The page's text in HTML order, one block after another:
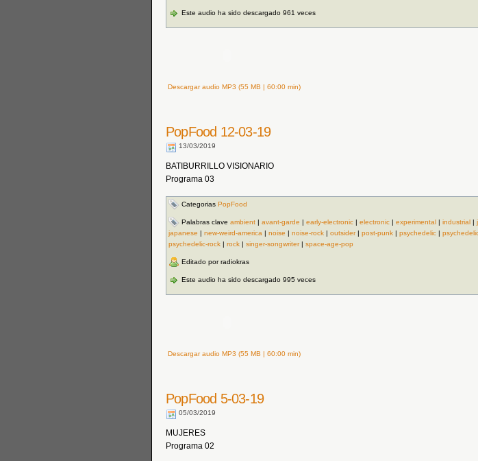
Este audio ha sido descargado 961 veces
Descargar audio MP3 (55 MB | 60:00 min)
PopFood 12-03-19
13/03/2019
BATIBURRILLO VISIONARIO
Programa 03
Categorias PopFood
Palabras clave ambient | avant-garde | early-electronic | electronic | experimental | industrial |
japanese | new-weird-america | noise | noise-rock | outsider| post-punk | psychedelic |
psychedelic-rock | rock | singer-songwriter| space-age-pop
Editado por radiokras
Este audio ha sido descargado 995 veces
Descargar audio MP3 (55 MB | 60:00 min)
PopFood 5-03-19
05/03/2019
MUJERES
Programa 02